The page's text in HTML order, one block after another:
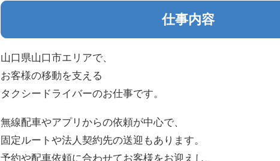
仕事内容
山口県山口市エリアで、
お客様の移動を支える
タクシードライバーのお仕事です。
無線配車やアプリからの依頼が中心で、
固定ルートや法人契約先の送迎もあります。
予約や配車依頼に合わせてお客様をお迎えし、